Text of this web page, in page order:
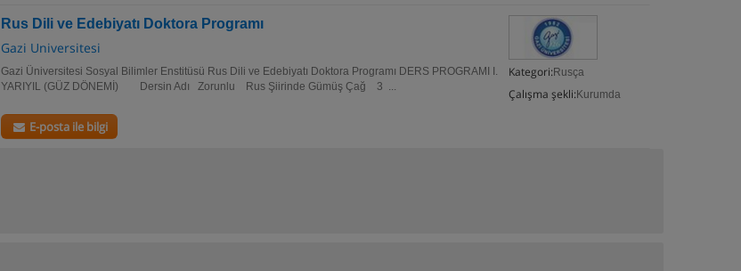
Rus Dili ve Edebiyatı Doktora Programı
Gazi Universitesi
Kategori: Rusça
Çalışma şekli: Kurumda
Gazi Üniversitesi Sosyal Bilimler Enstitüsü Rus Dili ve Edebiyatı Doktora Programı DERS PROGRAMI I.
YARIYIL (GÜZ DÖNEMİ) Dersin Adı Zorunlu Rus Şiirinde Gümüş Çağ 3 ...
E-posta ile bilgi